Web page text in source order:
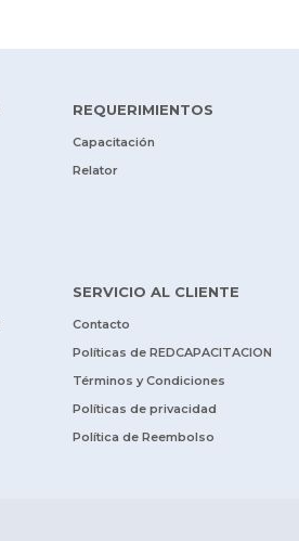
REQUERIMIENTOS
Capacitación
Relator
SERVICIO AL CLIENTE
Contacto
Políticas de REDCAPACITACION
Términos y Condiciones
Políticas de privacidad
Política de Reembolso